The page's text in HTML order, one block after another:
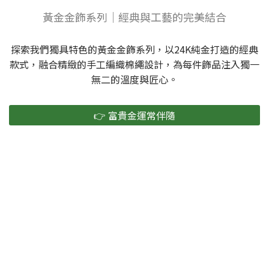
黃金金飾系列｜經典與工藝的完美結合
探索我們獨具特色的黃金金飾系列，以24K純金打造的經典
款式，融合精緻的手工編織棉繩設計，為每件飾品注入獨一
無二的溫度與匠心。
👉 富貴金運常伴隨